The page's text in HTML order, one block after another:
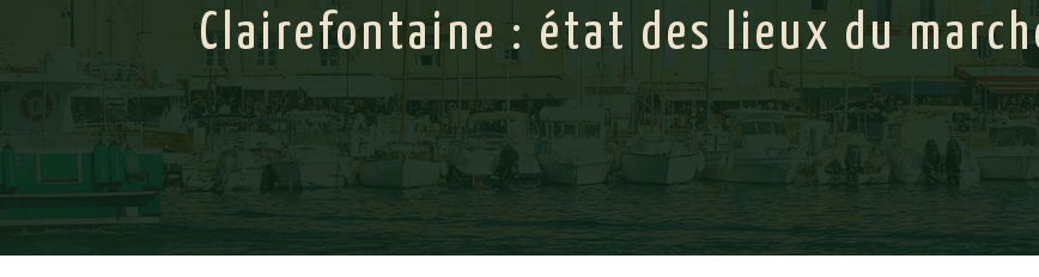
Clairefontaine : état des lieux du